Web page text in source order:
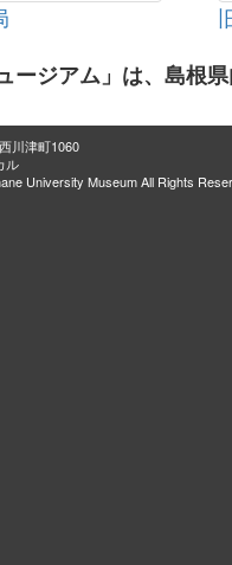
ージアム」は、島根
川津町1060
ル
University Museum All Rights